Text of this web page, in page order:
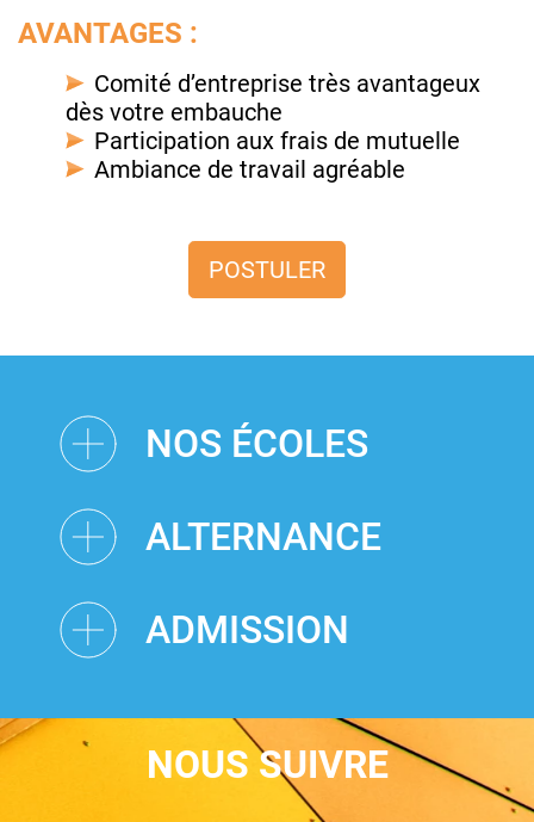
AVANTAGES :
Comité d’entreprise très avantageux
dès votre embauche
Participation aux frais de mutuelle
Ambiance de travail agréable
POSTULER
NOS ÉCOLES
ALTERNANCE
ADMISSION
NOUS SUIVRE